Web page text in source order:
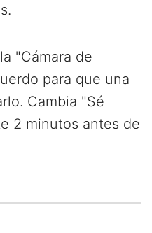
"Cámara de
para que una
Cambia "Sé
2 minutos antes de